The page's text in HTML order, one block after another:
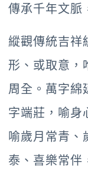
傳承千年文脈
縱觀傳統吉祥
形、或取意，
周全。萬字綿
字端莊，喻身
喻歲月常青、
泰、喜樂常伴